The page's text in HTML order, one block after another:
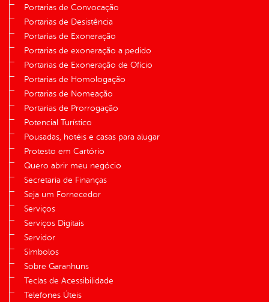
Portarias de Convocação
Portarias de Desistência
Portarias de Exoneração
Portarias de exoneração a pedido
Portarias de Exoneração de Ofício
Portarias de Homologação
Portarias de Nomeação
Portarias de Prorrogação
Potencial Turístico
Pousadas, hotéis e casas para alugar
Protesto em Cartório
Quero abrir meu negócio
Secretaria de Finanças
Seja um Fornecedor
Serviços
Serviços Digitais
Servidor
Símbolos
Sobre Garanhuns
Teclas de Acessibilidade
Telefones Úteis